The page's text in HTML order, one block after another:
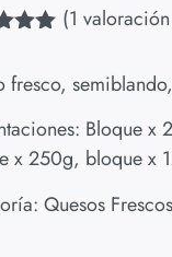
(1
fresco,
Bloque
x 250g, bloque x
Quesos Frescos